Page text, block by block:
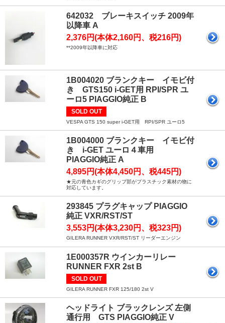
642032 ブレーキスイッチ 2009年
以降車 A
2,376円(本体2,160円、税216円)
**2009年以降車に対応
1B004020 ブランクキー イモビ付
き GTS150 i-GET用 RPI/SPR ユ
ーロ5 PIAGGIO純正 B
SOLD OUT
VESPA GTS 150 super i-GET用 RPI/SPR ユーロ5
1B004000 ブランクキー イモビ付
き i-GET ユーロ４車用
PIAGGIO純正 A
4,895円(本体4,450円、税445円)
★元の青色カギのグリップ部がプラスチック素材の物に
対応しています。
293845 プラグキャップ PIAGGIO
純正 VXR/RST/ST
3,553円(本体3,230円、税323円)
GILERA RUNNER VXR/RST/ST リーダーエンジン
1E000357R ウインカーリレー
RUNNER FXR 2st B
SOLD OUT
GILERA RUNNER FXR 125/180 2st V
ヘッドライト ブラックレンズ 左側
通行用 GTS PIAGGIO純正 V